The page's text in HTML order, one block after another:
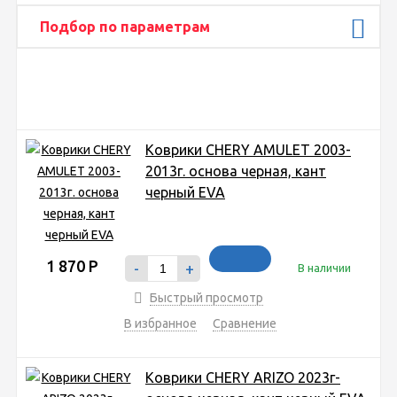
Подбор по параметрам
Коврики CHERY AMULET 2003-
2013г. основа черная, кант
черный EVA
1 870 Р - + В наличии
Быстрый просмотр
В избранное
Сравнение
Коврики CHERY ARIZO 2023г-